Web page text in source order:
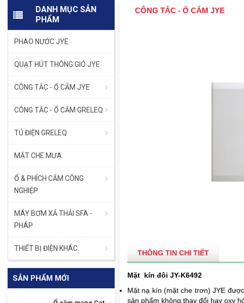
DANH MỤC SẢN
PHẨM
PHAO NƯỚC JYE
QUẠT HÚT THÔNG GIÓ JYE
CÔNG TẮC - Ổ CẮM JYE
CÔNG TẮC - Ổ CẮM GRELEQ
TỦ ĐIỆN GRELEQ
MẶT CHE MƯA
Ổ & PHÍCH CẮM CÔNG
NGHIỆP
MÁY BƠM XẢ THẢI SFA -
PHÁP
THIẾT BỊ ĐIỆN KHÁC
SẢN PHẨM MỚI
CÔNG TẮC - Ổ CẮM JYE
THÔNG TIN CHI TIẾT
Mặt kín đôi JY-K6492
Mặt nạ kín (mặt che trơn) JYE
sản phẩm không thay đổi hay oxy